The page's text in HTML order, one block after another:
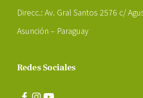
Direcc.: Av. Gral Santos 2576 c/
Asunción – Paraguay
Redes Sociales